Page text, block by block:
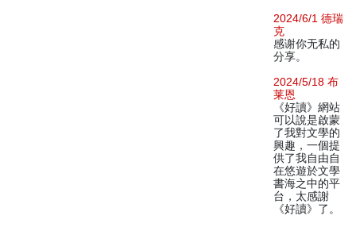
2024/6/1 德瑞
克
感谢你无私的
分享。
2024/5/18 布
莱恩
《好讀》網站
可以說是啟蒙
了我對文學的
興趣，一個提
供了我自由自
在悠遊於文學
書海之中的平
台，太感謝
《好讀》了。